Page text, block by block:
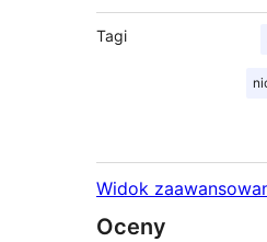
Tagi
Widok
Oceny